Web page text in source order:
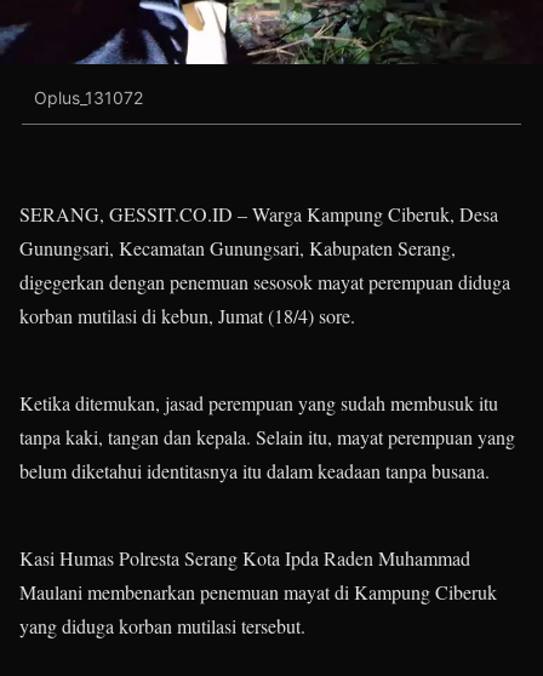
Oplus_131072
SERANG, GESSIT.CO.ID – Warga Kampung Ciberuk, Desa
Gunungsari, Kecamatan Gunungsari, Kabupaten Serang,
digegerkan dengan penemuan sesosok mayat perempuan diduga
korban mutilasi di kebun, Jumat (18/4) sore.
Ketika ditemukan, jasad perempuan yang sudah membusuk itu
tanpa kaki, tangan dan kepala. Selain itu, mayat perempuan yang
belum diketahui identitasnya itu dalam keadaan tanpa busana.
Kasi Humas Polresta Serang Kota Ipda Raden Muhammad
Maulani membenarkan penemuan mayat di Kampung Ciberuk
yang diduga korban mutilasi tersebut.